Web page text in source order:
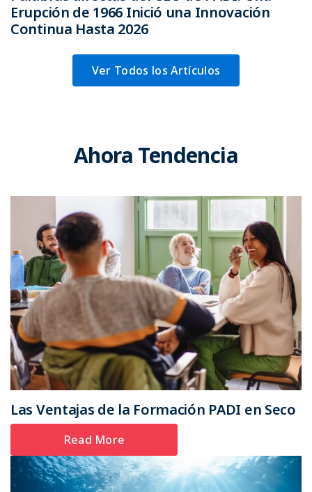
Erupción de 1966 Inició una Innovación
Continua Hasta 2026
Ver Todos los Artículos
Ahora Tendencia
Las Ventajas de la Formación PADI en Seco
Read More